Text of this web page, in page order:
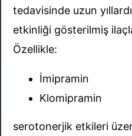
tedavisinde uzun
etkinliği gösterilmiş
Özellikle:
İmipramin
Klomipramin
serotonerjik etkileri